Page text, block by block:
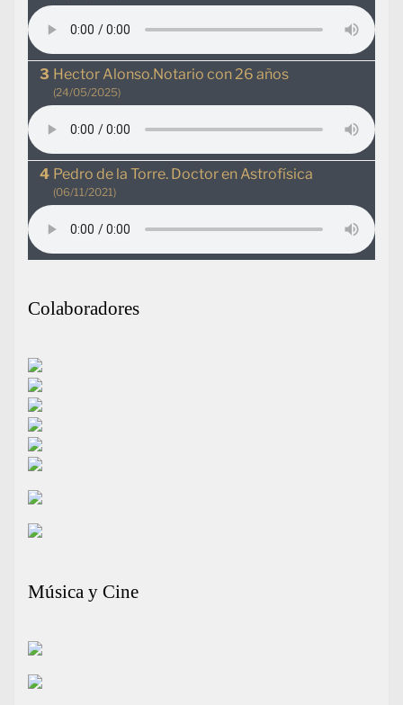
Hector Alonso.Notario con 26 años
(24/05/2025)
Pedro de la Torre. Doctor en Astrofísica
(06/11/2021)
Colaboradores
Música y Cine